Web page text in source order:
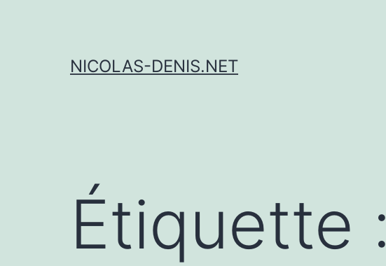
NICOLAS-DENIS.NET
Étiquette :